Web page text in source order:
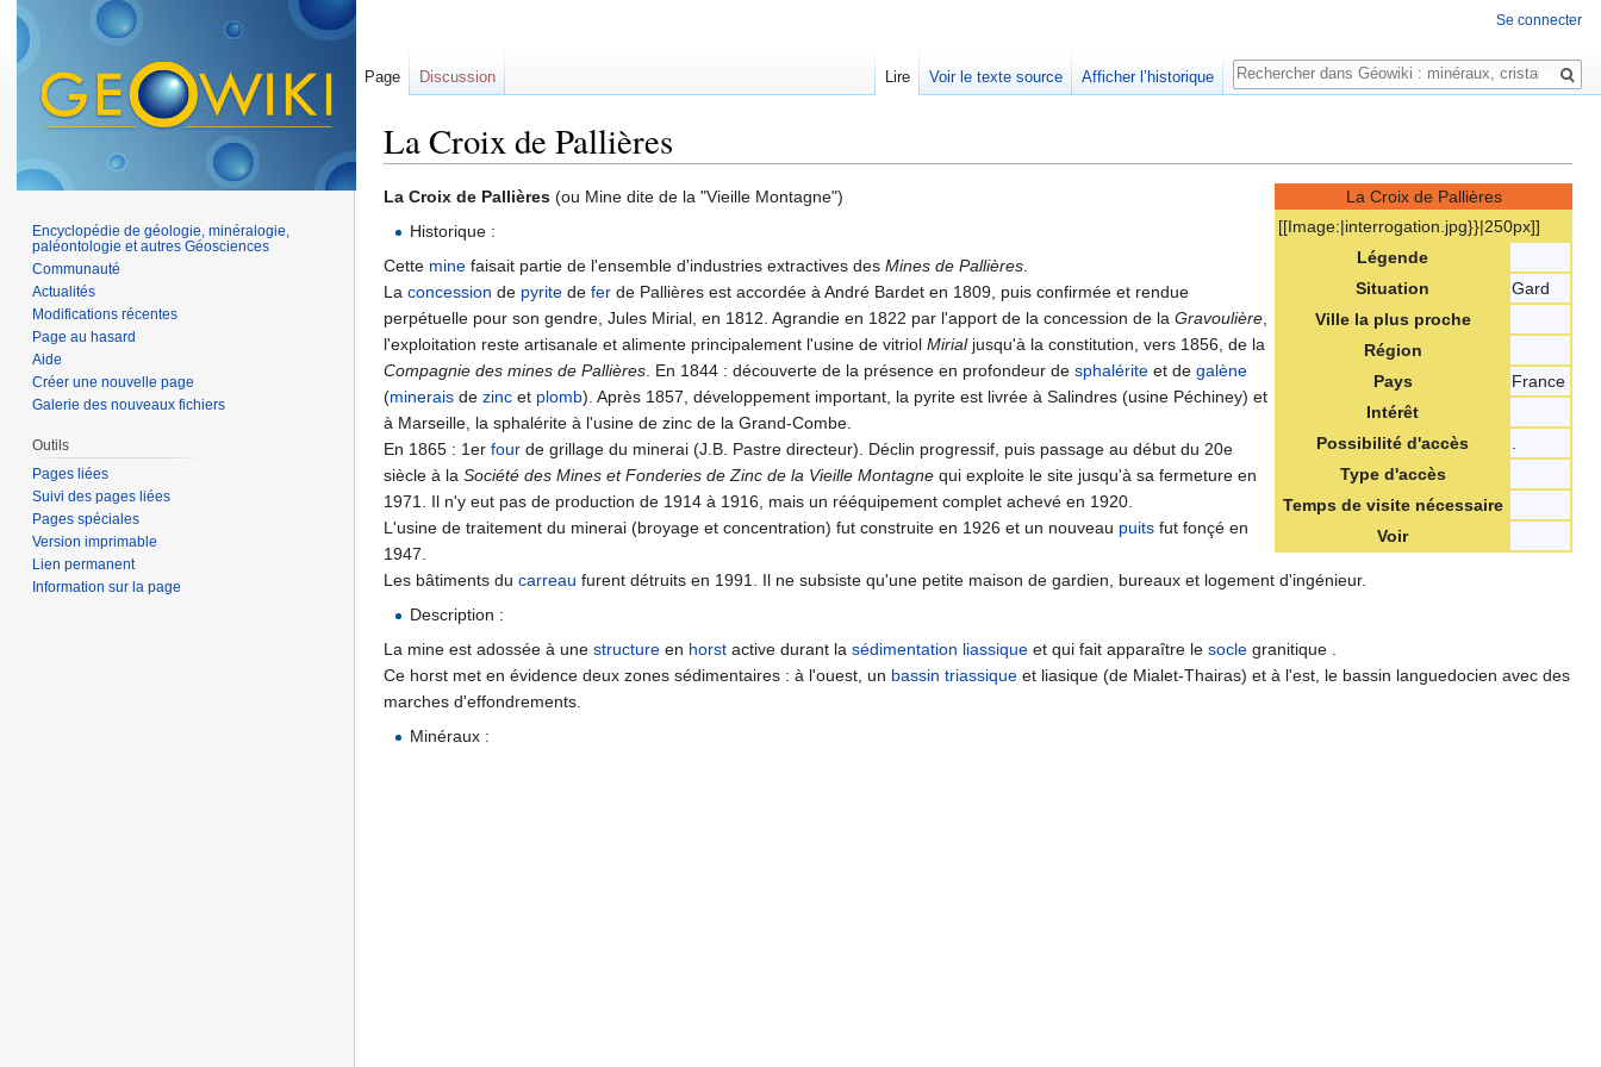
La Croix de Pallières
La Croix de Pallières
[[Image:‎|interrogation.jpg}}|250px]]
Légende
Situation
Gard
Ville la plus proche
Région
Pays
France
Intérêt
Possibilité d'accès
.
Type d'accès
Temps de visite nécessaire
Voir
La Croix de Pallières (ou Mine dite de la "Vieille Montagne")
Historique :
Cette mine faisait partie de l'ensemble d'industries extractives des Mines de Pallières.
La concession de pyrite de fer de Pallières est accordée à André Bardet en 1809, puis confirmée et rendue
perpétuelle pour son gendre, Jules Mirial, en 1812. Agrandie en 1822 par l'apport de la concession de la Gravoulière,
l'exploitation reste artisanale et alimente principalement l'usine de vitriol Mirialjusqu'à la constitution, vers 1856, de la
Compagnie des mines de Pallières. En 1844 : découverte de la présence en profondeur de sphalérite et de galène
(minerais de zinc et plomb). Après 1857, développement important, la pyrite est livrée à Salindres (usine Péchiney) et
à Marseille, la sphalérite à l'usine de zinc de la Grand-Combe.
En 1865 : 1er four de grillage du minerai (J.B. Pastre directeur). Déclin progressif, puis passage au début du 20e
siècle à la Société des Mines et Fonderies de Zinc de la Vieille Montagne qui exploite le site jusqu'à sa fermeture en
1971. Il n'y eut pas de production de 1914 à 1916, mais un rééquipement complet achevé en 1920.
L'usine de traitement du minerai (broyage et concentration) fut construite en 1926 et un nouveau puits fut fonçé en
1947.
Les bâtiments du carreau furent détruits en 1991. Il ne subsiste qu'une petite maison de gardien, bureaux et logement d'ingénieur.
Description :
La mine est adossée à une structure en horst active durant la sédimentation liassique et qui fait apparaître le socle granitique .
Ce horst met en évidence deux zones sédimentaires : à l'ouest, un bassin triassique et liasique (de Mialet-Thairas) et à l'est, le bassin languedocien avec des
marches d'effondrements.
Minéraux :
Se connecter
Page Discussion Lire Voir le texte source Afficher l’historique
Rechercher
Encyclopédie de géologie, minéralogie,
paléontologie et autres Géosciences
Communauté
Actualités
Modifications récentes
Page au hasard
Aide
Créer une nouvelle page
Galerie des nouveaux fichiers
Outils
Pages liées
Suivi des pages liées
Pages spéciales
Version imprimable
Lien permanent
Information sur la page